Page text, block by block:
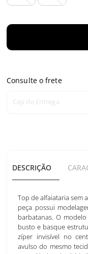
Consulte o frete
Cep de Entrega
DESCRIÇÃO
Top de alfaiataria sem
peça possui
barbatanas. O
busto e basque
zíper invisível no
avulso do mesmo